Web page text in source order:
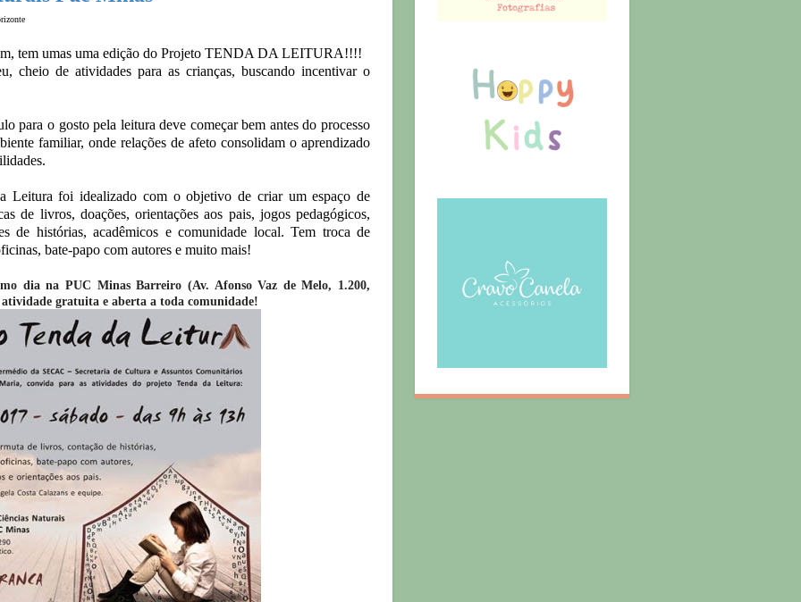
tem umas uma edição do Projeto TENDA DA LEITURA!!!!
cheio de atividades para as crianças, buscando incentivar o
para o gosto pela leitura deve começar bem antes do processo
familiar, onde relações de afeto consolidam o aprendizado
Leitura foi idealizado com o objetivo de criar um espaço de
de livros, doações, orientações aos pais, jogos pedagógicos,
de histórias, acadêmicos e comunidade local. Tem troca de
bate-papo com autores e muito mais!
dia na PUC Minas Barreiro (Av. Afonso Vaz de Melo, 1.200,
gratuita e aberta a toda comunidade!